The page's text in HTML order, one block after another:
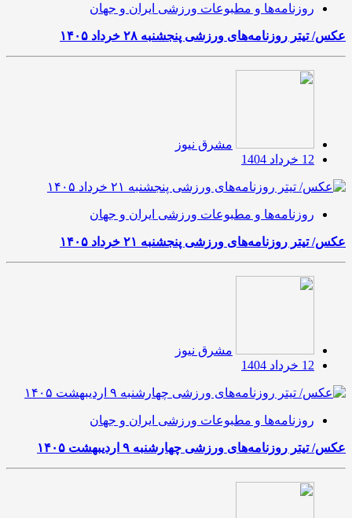
روزنامه‌ها و مطبوعات ورزشی ایران و جهان
عکس/ تیتر روزنامه‌های ورزشی پنجشنبه ۲۸ خرداد ۱۴۰۵
مشرق نیوز
12 خرداد 1404
روزنامه‌ها و مطبوعات ورزشی ایران و جهان
عکس/ تیتر روزنامه‌های ورزشی پنجشنبه ۲۱ خرداد ۱۴۰۵
مشرق نیوز
12 خرداد 1404
روزنامه‌ها و مطبوعات ورزشی ایران و جهان
عکس/ تیتر روزنامه‌های ورزشی چهارشنبه ۹ اردیبهشت ۱۴۰۵